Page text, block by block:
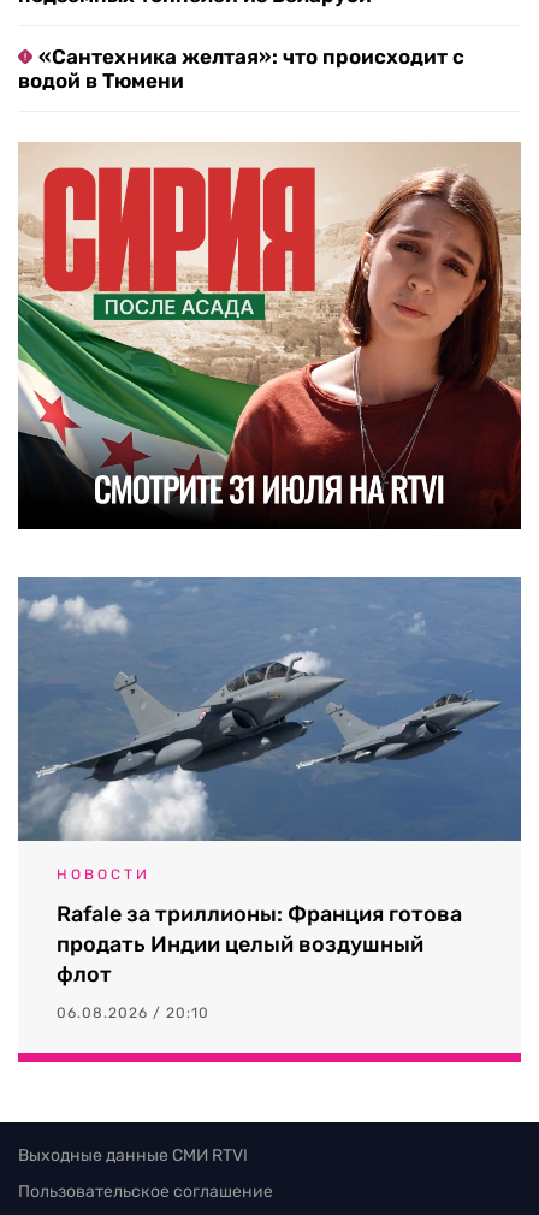
«Сантехника желтая»: что происходит с
водой в Тюмени
НОВОСТИ
Rafale за триллионы: Франция готова
продать Индии целый воздушный
флот
06.08.2026 / 20:10
Выходные данные СМИ RTVI
Пользовательское соглашение